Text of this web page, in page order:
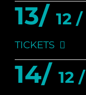
13/ 12 /
TICKETS
14/ 12 /